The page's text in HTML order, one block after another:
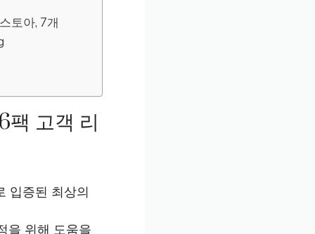
토아, 7개
고객 리
입증된 최상의
을 위해 도움을